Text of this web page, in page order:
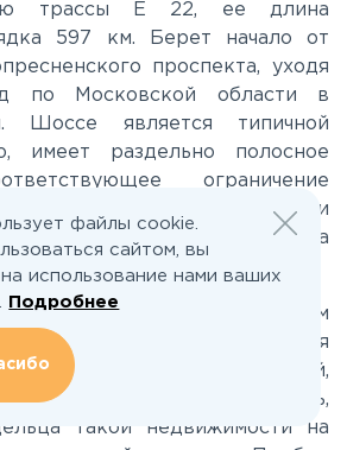
трассы Е 22, ее длина
597 км. Берет начало от
проспекта, уходя
по Московской области в
Шоссе является типичной
имеет раздельно полосное
ограничение
пересекается с прочими
путями. От Волоколамска
двухполосной.
в коттеджном
шоссе - это статусная
без коммуникаций,
не так и легко купить,
такой недвижимости на
файлы cookie.
сайтом, вы
использование нами ваших
Подробнее